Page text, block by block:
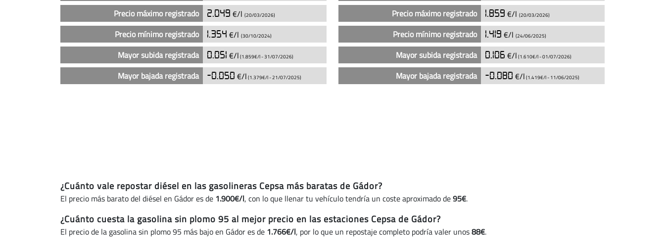
gasolineras
baratas
Gádor
Precio máximo registrado
2.049 €/l (20/03/2026)
Precio mínimo registrado 1.354 €/l (30/10/2024)
Mayor subida registrada 0.051 €/l (1.859€/l -31/07/2026)
Mayor bajada registrada -0.050 €/l (1.379€/l -21/07/2025)
plomo
las
Cepsa
Precio máximo registrado
1.859 €/l (20/03/2026)
Precio mínimo registrado 1.419 €/l (24/06/2025)
Mayor subida registrada 0.106 €/l (1.610€/l -01/07/2026)
Mayor bajada registrada -0.080 €/l (1.419€/l - 11/06/2025)
¿Cuánto vale repostar diésel en las gasolineras Cepsa más baratas de Gádor?
El precio más barato del diésel en Gádor es de 1.900€/l, con lo que llenar tu vehículo tendría un coste aproximado de95€.
¿Cuánto cuesta la gasolina sin plomo 95 al mejor precio en las estaciones Cepsa de Gádor?
El precio de la gasolina sin plomo 95 más bajo en Gádor es de 1.766€/l, por lo que un repostaje completo podría valer unos88€.